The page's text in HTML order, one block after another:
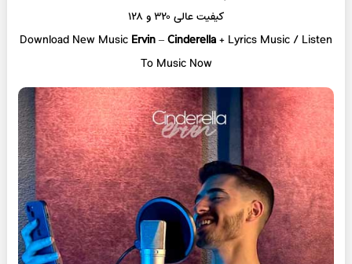
کیفیت عالی ۳۲۰ و ۱۲۸
Download New Music Ervin–Cinderella+ Lyrics Music / Listen
To Music Now